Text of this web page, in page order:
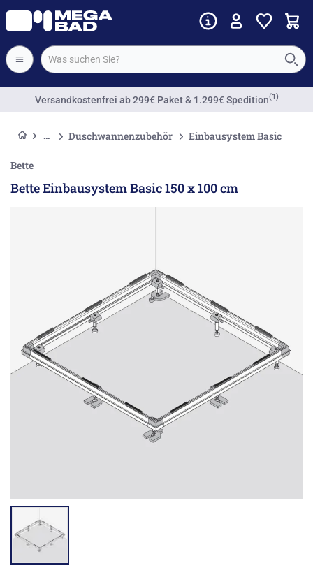
Versandkostenfrei ab 299€ Paket & 1.299€ Spedition(1)
Duschwannenzubehör Einbausystem Basic
Bette
Bette Einbausystem Basic 150 x 100 cm